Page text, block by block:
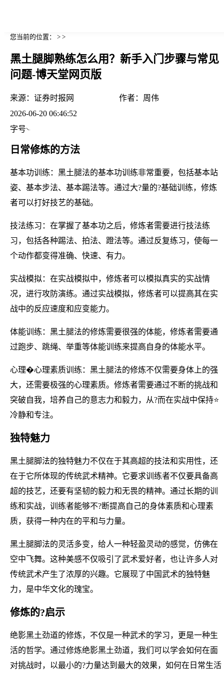
您当前的位置： > >
黑土腿脚熟练怎么用？新手入门步骤与常见
问题-博天堂网页版
来源： 证券时报网 作者： 周伟
2026-06-20 06:46:52
字号
日常修炼的方法
基本功训练：黑土腿法的基本功训练非常重要，包括基本站
姿、基本步法、基本踢法等。通过大?量的?基础训练，修炼
者可以打好技艺的基础。
技法练习：在掌握了基本功之后，修炼者需要进行技法练
习，包括各种踢法、拍法、蹬法等。通过反复练习，使每一
个动作都变得准确、快速、有力。
实战模拟：在实战模拟中，修炼者可以模拟真实的实战情
况，进行攻防演练。通过实战模拟，修炼者可以提高其在实
战中的反应速度和应变能力。
体能训练：黑土腿法的修炼需要很强的体能，修炼者需要通
过跑步、跳绳、举重等体能训练来提高自身的体能水平。
心理�心理素质训练：黑土腿法的修炼不仅需要身体上的强
大，还需要极强的心理素质。修炼者需要通过不断的挑战和
突破自我，培养自己的意志力和毅力，从?而在实战中保持⭐
冷静和专注。
独特魅力
黑土腿脚法的独特魅力不仅在于其高超的技法和实用性，还
在于它所体现的传统武术精神。它要求训练者不仅要具备高
超的技艺，还要有坚韧的毅力和无畏的精神。通过长期的训
练和实战，训练者能够不?断提高自己的身体素质和心理素
质，获得一种内在的平和与力量。
黑土腿脚法的灵活多变，给人一种轻盈灵动的感觉，仿佛在
空中飞舞。这种美感不仅吸引了武术爱好者，也让许多人对
传统武术产生了浓厚的兴趣。它展现了中国武术的独特魅
力，是中华文化的瑰宝。
修炼的?启示
绝影黑土劲道的修炼，不仅是一种武术的学习，更是一种生
活的哲学。通过修炼绝影黑土劲道，我们可以学会如何在面
对挑战时，以最小的?力量达到最大的效果，如何在日常生活